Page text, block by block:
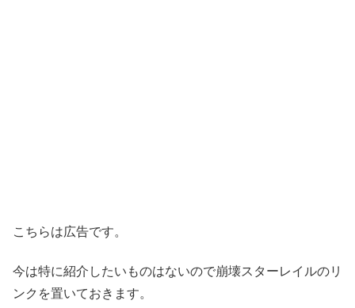
こちらは広告です。
今は特に紹介したいものはないので崩壊スターレイルのリ
ンクを置いておきます。